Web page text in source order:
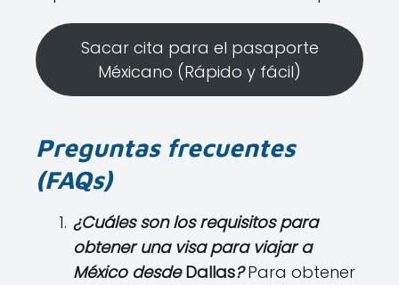
Sacar cita para el pasaporte
Méxicano (Rápido y fácil)
Preguntas frecuentes
(FAQs)
¿Cuáles son los requisitos para
obtener una visa para viajar a
México desdeDallas?Para obtener